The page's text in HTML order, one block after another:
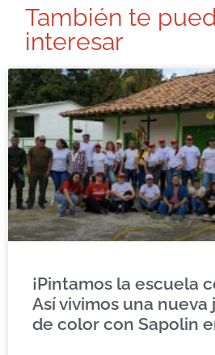
También te
interesar
¡Pintamos la escuela
Así vivimos una
de color con Sapolin